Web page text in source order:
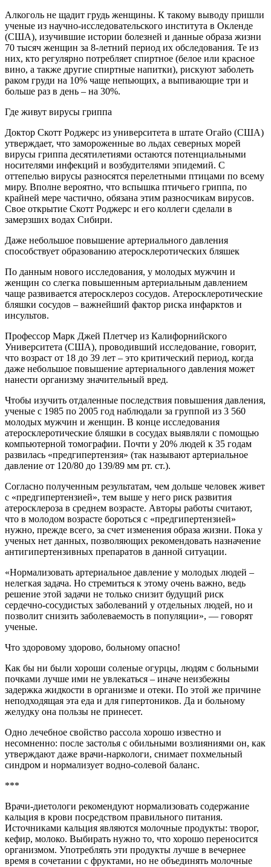
Алкоголь не щадит грудь женщины. К такому выводу пришли
ученые из научно-исследовательского института в Окленде
(США), изучившие истории болезней и данные образа жизни
70 тысяч женщин за 8-летний период их обследования. Те из
них, кто регулярно потребляет спиртное (белое или красное
вино, а также другие спиртные напитки), рискуют заболеть
раком груди на 10% чаще непьющих, а выпивающие три и
больше раз в день – на 30%.
Где живут вирусы гриппа
Доктор Скотт Роджерс из университета в штате Огайо (США)
утверждает, что замороженные во льдах северных морей
вирусы гриппа десятилетиями остаются потенциальными
носителями инфекций и возбудителями эпидемий. С
оттепелью вирусы разносятся перелетными птицами по всему
миру. Вполне вероятно, что вспышка птичьего гриппа, по
крайней мере частично, обязана этим разносчикам вирусов.
Свое открытие Скотт Роджерс и его коллеги сделали в
замерзших водах Сибири.
Даже небольшое повышение артериального давления
способствует образованию атеросклеротических бляшек
По данным нового исследования, у молодых мужчин и
женщин со слегка повышенным артериальным давлением
чаще развивается атеросклероз сосудов. Атеросклеротические
бляшки сосудов – важнейший фактор риска инфарктов и
инсультов.
Профессор Марк Джей Плетчер из Калифорнийского
Университета (США), проводивший исследование, говорит,
что возраст от 18 до 39 лет – это критический период, когда
даже небольшое повышение артериального давления может
нанести организму значительный вред.
Чтобы изучить отдаленные последствия повышения давления,
ученые с 1985 по 2005 год наблюдали за группой из 3 560
молодых мужчин и женщин. В конце исследования
атеросклеротические бляшки в сосудах выявляли с помощью
компьютерной томографии. Почти у 20% людей к 35 годам
развилась «предгипертензия» (так называют артериальное
давление от 120/80 до 139/89 мм рт. ст.).
Согласно полученным результатам, чем дольше человек живет
с «предгипертензией», тем выше у него риск развития
атеросклероза в среднем возрасте. Авторы работы считают,
что в молодом возрасте бороться с «предгипертензией»
нужно, прежде всего, за счет изменения образа жизни. Пока у
ученых нет данных, позволяющих рекомендовать назначение
антигипертензивных препаратов в данной ситуации.
«Нормализовать артериальное давление у молодых людей –
нелегкая задача. Но стремиться к этому очень важно, ведь
решение этой задачи не только снизит будущий риск
сердечно-сосудистых заболеваний у отдельных людей, но и
позволит снизить заболеваемость в популяции», — говорят
ученые.
Что здоровому здорово, больному опасно!
Как бы ни были хороши соленые огурцы, людям с больными
почками лучше ими не увлекаться – иначе неизбежны
задержка жидкости в организме и отеки. По этой же причине
неподходящая эта еда и для гипертоников. Да и больному
желудку она пользы не принесет.
Одно лечебное свойство рассола хорошо известно и
несомненно: после застолья с обильными возлияниями он, как
утверждают даже врачи-наркологи, снимает похмельный
синдром и нормализует водно-солевой баланс.
***
Врачи-диетологи рекомендуют нормализовать содержание
кальция в крови посредством правильного питания.
Источниками кальция являются молочные продукты: творог,
кефир, молоко. Выбирать нужно то, что хорошо переносится
организмом. Употреблять эти продукты лучше в вечернее
время в сочетании с фруктами, но не объединять молочные